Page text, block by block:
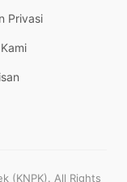
Privasi
(KNPK). All Rights